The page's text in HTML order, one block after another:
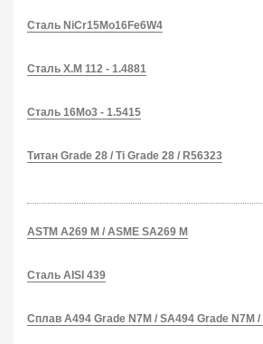
Сталь NiCr15Mo16Fe6W4
Сталь X.M 112 - 1.4881
Сталь 16Mo3 - 1.5415
Титан Grade 28 / Ti Grade 28 / R56323
ASTM A269 M / ASME SA269 M
Сталь AISI 439
Сплав А494 Grade N7M / SА494 Grade N7M /